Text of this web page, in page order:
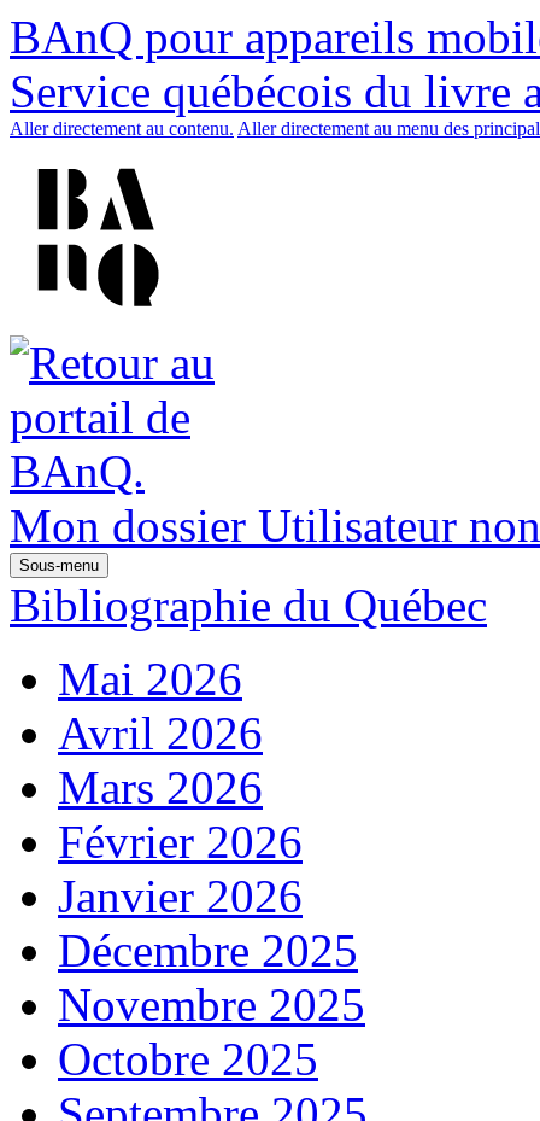
BAnQ pour appareils
Service québécois du livre
Aller directement au contenu. Aller directement au menu des
Mon dossier Utilisateur
Sous-menu
Bibliographie du Québec
Mai 2026
Avril 2026
Mars 2026
Février 2026
Janvier 2026
Décembre 2025
Novembre 2025
Octobre 2025